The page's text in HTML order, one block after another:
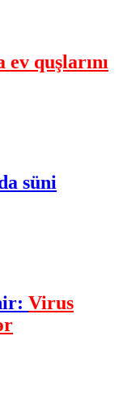
quşlarını
süni
Virus